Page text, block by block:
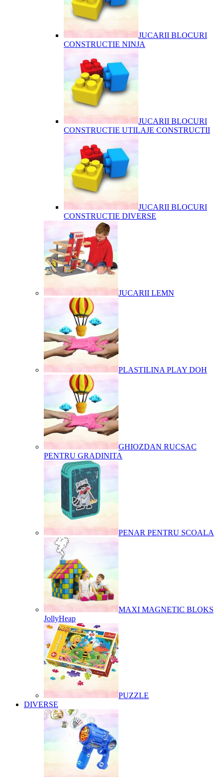
JUCARII BLOCURI
CONSTRUCTIE NINJA
JUCARII BLOCURI
CONSTRUCTIE UTILAJE CONSTRUCTII
JUCARII BLOCURI
CONSTRUCTIE DIVERSE
JUCARII LEMN
PLASTILINA PLAY DOH
GHIOZDAN RUCSAC
PENTRU GRADINITA
PENAR PENTRU SCOALA
MAXI MAGNETIC BLOKS
JollyHeap
PUZZLE
DIVERSE